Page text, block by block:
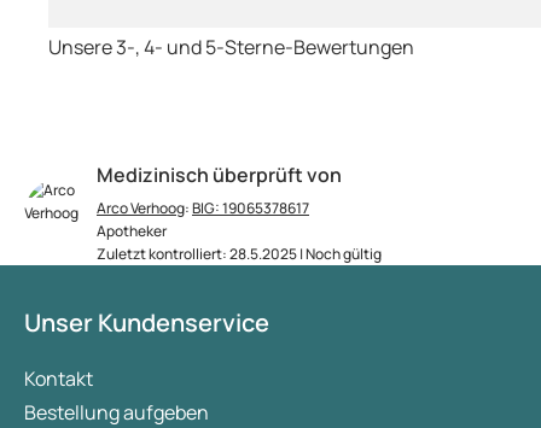
Medizinisch überprüft von
Arco Verhoog:BIG: 19065378617
Apotheker
Zuletzt kontrolliert: 28.5.2025 | Noch gültig
Unsere 3-, 4- und 5-Sterne-Bewertungen
Unser Kundenservice
Kontakt
Bestellung aufgeben